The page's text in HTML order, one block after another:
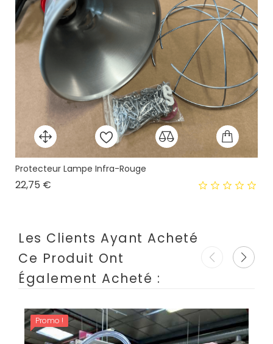
Protecteur Lampe Infra-Rouge
22,75 €
Les Clients Ayant Acheté
Ce Produit Ont
Également Acheté :
Promo !